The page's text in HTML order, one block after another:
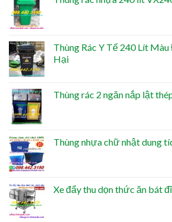
Thùng Rác Y Tế 240 Lít
Hại
Thùng rác 2 ngăn nắp lật
Thùng nhựa chữ nhật dung
Xe đẩy thu dọn thức ăn bát